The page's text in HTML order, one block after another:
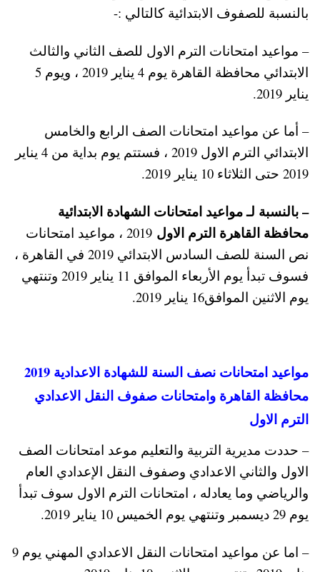
بالنسبة للصفوف الابتدائية كالتالي :-
– مواعيد امتحانات الترم الاول للصف الثاني والثالث
الابتدائي محافظة القاهرة يوم 4 يناير 2019 ، ويوم 5
يناير 2019.
– أما عن مواعيد امتحانات الصف الرابع والخامس
الابتدائي الترم الاول 2019 ، فستتم يوم بداية من 4 يناير
2019 حتى الثلاثاء 10 يناير 2019.
– بالنسبة لـ مواعيد امتحانات الشهادة الابتدائية
محافظة القاهرة الترم الاول
2019 ، مواعيد امتحانات
نص السنة للصف السادس الابتدائي 2019 في القاهرة ،
فسوف تبدأ يوم الأربعاء الموافق 11 يناير 2019 وتنتهي
يوم الاثنين الموافق16 يناير 2019.
مواعيد امتحانات نصف السنة للشهادة الاعدادية 2019
محافظة القاهرة وامتحانات صفوف النقل الاعدادي
الترم الاول
– حددت مديرية التربية والتعليم موعد امتحانات الصف
الاول والثاني الاعدادي وصفوف النقل الإعدادي العام
والرياضي وما يعادله ، امتحانات الترم الاول سوف تبدأ
يوم 29 ديسمبر وتنتهي يوم الخميس 10 يناير 2019.
– اما عن مواعيد امتحانات النقل الاعدادي المهني يوم 9